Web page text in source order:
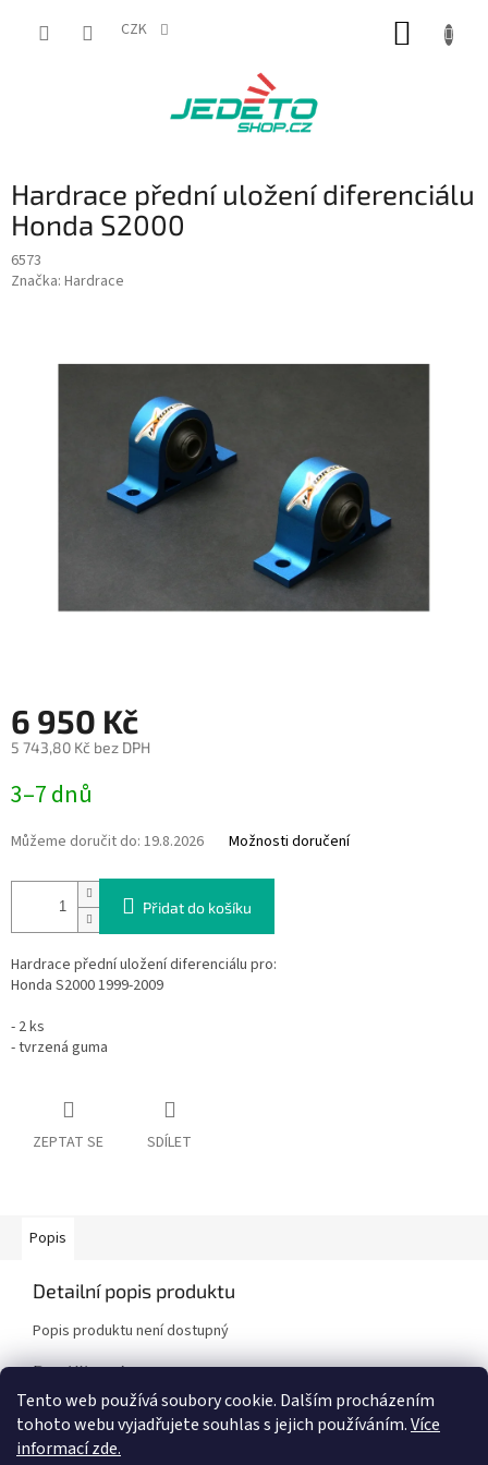
Tento web používá soubory cookie. Dalším procházením
tohoto webu vyjadřujete souhlas s jejich používáním.Více
informací zde.
CZK
Hardrace přední uložení diferenciálu
Honda S2000
6573
Značka: Hardrace
6 950 Kč
5 743,80 Kč bez DPH
cena:
3–7 dnů
Můžeme doručit do: 19.8.2026 Možnosti doručení
Přidat do košíku
Hardrace přední uložení diferenciálu pro:
Honda S2000 1999-2009
- 2 ks
- tvrzená guma
ZEPTAT SE SDÍLET
Popis
Detailní popis produktu
Popis produktu není dostupný
Doplňkové parametry
Kategorie:
Uložení
Značka vozidla:
Toyota